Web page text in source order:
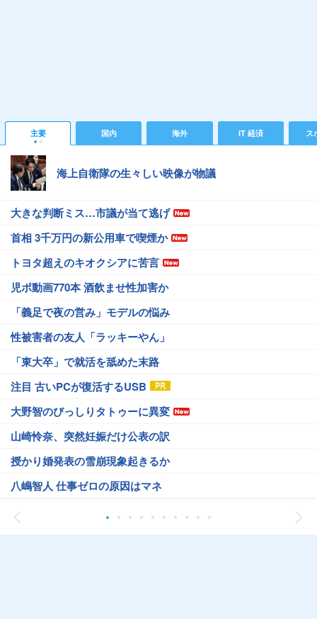
主要 国内 海外 IT 経済 ス
海上自衛隊の生々しい映像が物議
大きな判断ミス…市議が当て逃げ
首相 3千万円の新公用車で喫煙か
トヨタ超えのキオクシアに苦言
児ポ動画770本 酒飲ませ性加害か
「義足で夜の営み」モデルの悩み
性被害者の友人「ラッキーやん」
「東大卒」で就活を舐めた末路
注目 古いPCが復活するUSB
大野智のびっしりタトゥーに異変
山崎怜奈、突然妊娠だけ公表の訳
授かり婚発表の雪崩現象起きるか
八嶋智人 仕事ゼロの原因はマネ